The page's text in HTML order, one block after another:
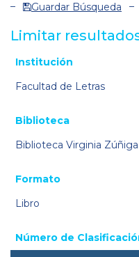
Guardar Búsqueda
Limitar
La página se volverá a
Institución
Facultad de Letras
Biblioteca
Biblioteca Virginia
Formato
Libro
Número de